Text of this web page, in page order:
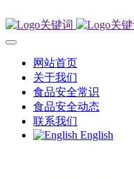
网站首页
关于我们
食品安全常识
食品安全动态
联系我们
English